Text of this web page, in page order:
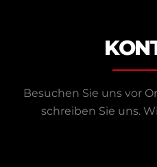
Besuchen Sie uns vor
schreiben Sie uns.